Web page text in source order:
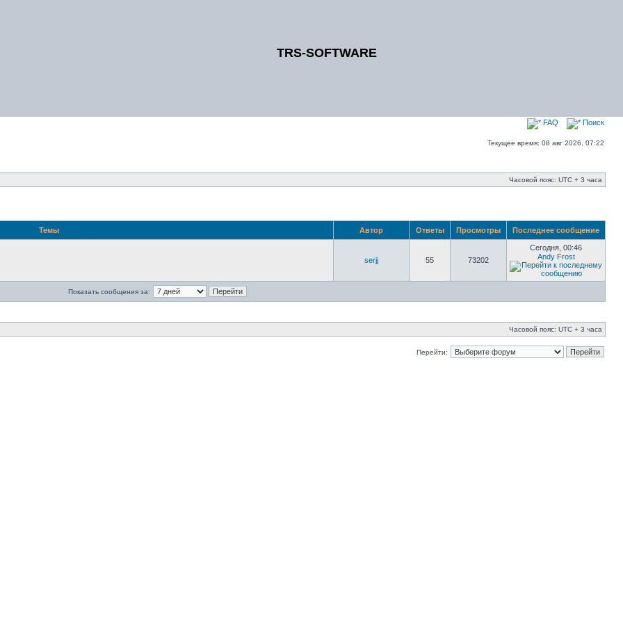
TRS-SOFTWARE
FAQ Поиск
Текущее время: 08 авг 2026, 07:22
Часовой пояс: UTC + 3 часа
Темы Автор Ответы Просмотры Последнее сообщение
serjj 55 73202
Сегодня, 00:46
Andy Frost
Показать сообщения за:
Часовой пояс: UTC + 3 часа
Перейти: